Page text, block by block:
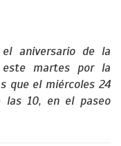
aniversario de la
este martes por la
que el miércoles 24
las 10, en el paseo